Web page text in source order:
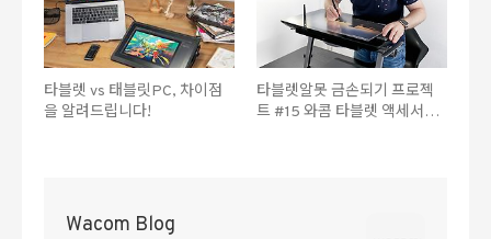
타블렛 vs 태블릿PC, 차이점
을 알려드립니다!
타블렛알못 금손되기 프로젝
트 #15 와콤 타블렛 액세서리
Wacom Blog